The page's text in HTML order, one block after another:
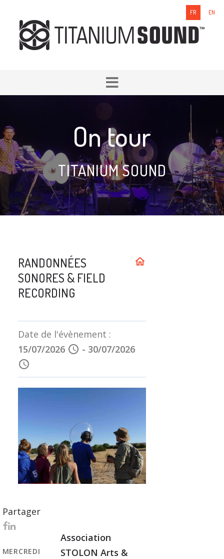
FR EN
On tour
TITANIUM SOUND
home
RANDONNÉES
SONORES & FIELD
RECORDING
Date de l'évènement :
15/07/2026 schedule - 30/07/2026
schedule
Association
STOLON Arts &
Partager
MERCREDI